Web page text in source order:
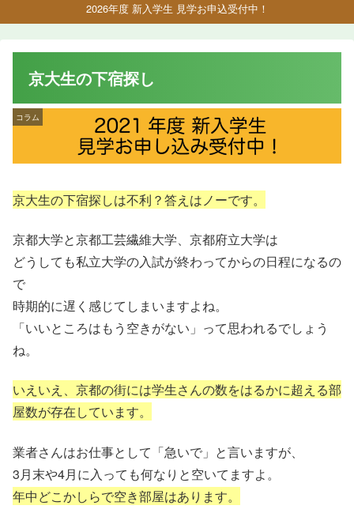
2026年度 新入学生 見学お申込受付中！
京大生の下宿探し
コラム
京大生の下宿探しは不利？答えはノーです。
京都大学と京都工芸繊維大学、京都府立大学は
どうしても私立大学の入試が終わってからの日程になるの
で
時期的に遅く感じてしまいますよね。
「いいところはもう空きがない」って思われるでしょう
ね。
いえいえ、京都の街には学生さんの数をはるかに超える部
屋数が存在しています。
業者さんはお仕事として「急いで」と言いますが、
3月末や4月に入っても何なりと空いてますよ。
年中どこかしらで空き部屋はあります。